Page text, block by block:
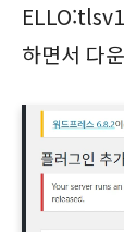
하면서 다